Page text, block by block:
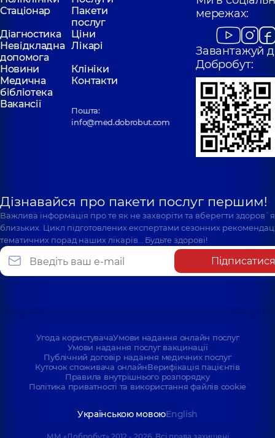
Стаціонар
Пакети
послуг
Діагностика
Ціни
Невідкладна
допомога
Лікарі
Новини
Клініки
Медична
бібліотека
Контакти
Вакансії
Пошта:
info@med.dobrobut.com
мережах:
Завантажуй
Добробут:
Дізнавайся про пакети послуг першим!
Важлива інформація про те як не захворіти та вберегти
близьких. Цикл підготовлених експертами сезонних
тематичних порад наших лікарів… Будьте здорові!
Підписатися
Угода користувачаУмови надання онлайн послуг
Умови надання послуг вакцинації
Публічний договір надання медичних послуг
Куточок споживача онлайнВерифікація пацієнтів
Правила внутрішнього розпорядку
Політика приватності та використання файлів cookie
Українською мовоюEnglish